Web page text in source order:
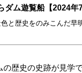
ダム遊覧船【2024年
と歴史をのみこんだ早
の歴史の史跡が見学